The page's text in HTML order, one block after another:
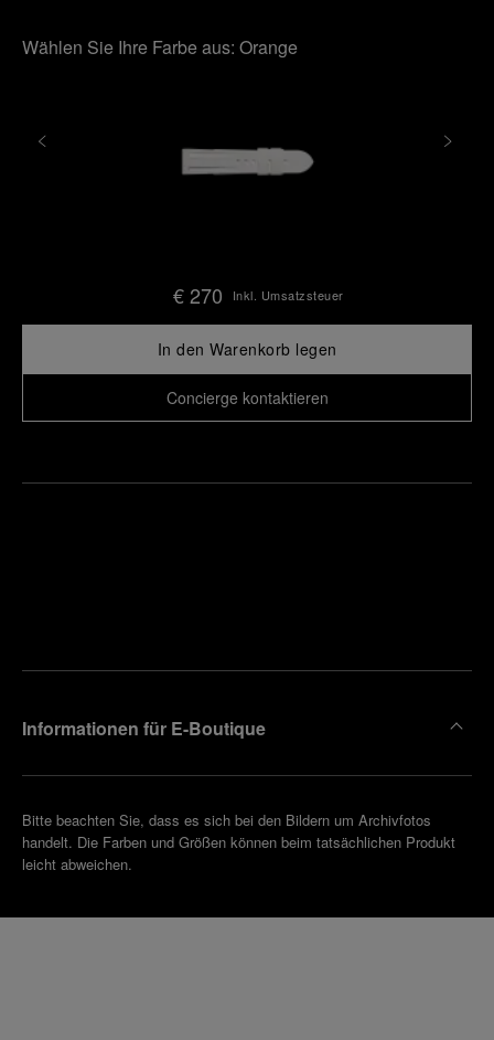
Wählen Sie Ihre Farbe aus: Orange
€ 270 Inkl. Umsatzsteuer
In den Warenkorb legen
Concierge kontaktieren
Informationen für E-Boutique
Bitte beachten Sie, dass es sich bei den Bildern um Archivfotos
handelt. Die Farben und Größen können beim tatsächlichen Produkt
leicht abweichen.